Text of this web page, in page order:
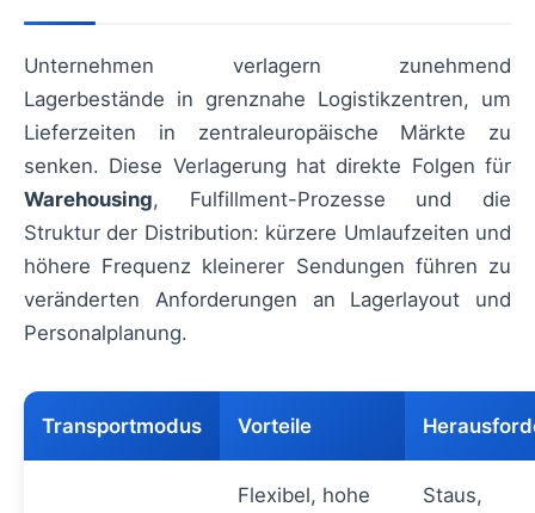
Unternehmen verlagern zunehmend
Lagerbestände in grenznahe Logistikzentren, um
Lieferzeiten in zentraleuropäische Märkte zu
senken. Diese Verlagerung hat direkte Folgen für
Warehousing, Fulfillment-Prozesse und die
Struktur der Distribution: kürzere Umlaufzeiten und
höhere Frequenz kleinerer Sendungen führen zu
veränderten Anforderungen an Lagerlayout und
Personalplanung.
Transportmodus Vorteile
Flexibel, hohe Staus,